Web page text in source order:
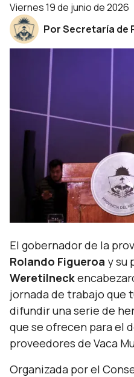
viernes 19 de junio de 2026
Por Secretaría de
El gobernador de la
Rolando Figueroa y su
Weretilneck
jornada de trabajo que
difundir una serie de
que se ofrecen para el
proveedores de Vaca
Organizada por el